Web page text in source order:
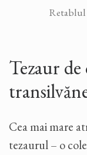
Retablul
Tezaur
Cea mai mare
tezaurul – o